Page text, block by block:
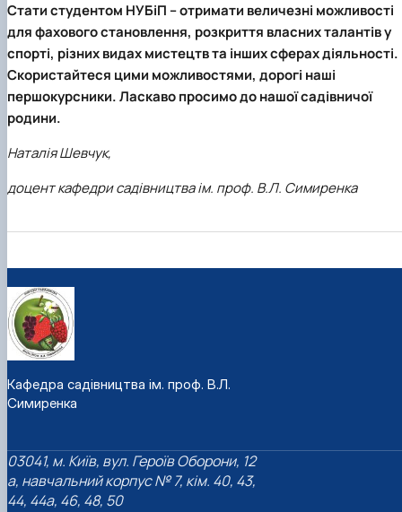
Стати студентом НУБіП – отримати величезні можливості
для фахового становлення, розкриття власних талантів у
спорті, різних видах мистецтв та інших сферах діяльності.
Скористайтеся цими можливостями, дорогі наші
першокурсники. Ласкаво просимо до нашої садівничої
родини.
Наталія Шевчук,
доцент кафедри садівництва ім. проф. В.Л. Симиренка
Кафедра садівництва ім. проф. В.Л.
Симиренка
03041, м. Київ, вул. Героїв Оборони, 12
а, навчальний корпус № 7, кім. 40, 43,
44, 44а, 46, 48, 50